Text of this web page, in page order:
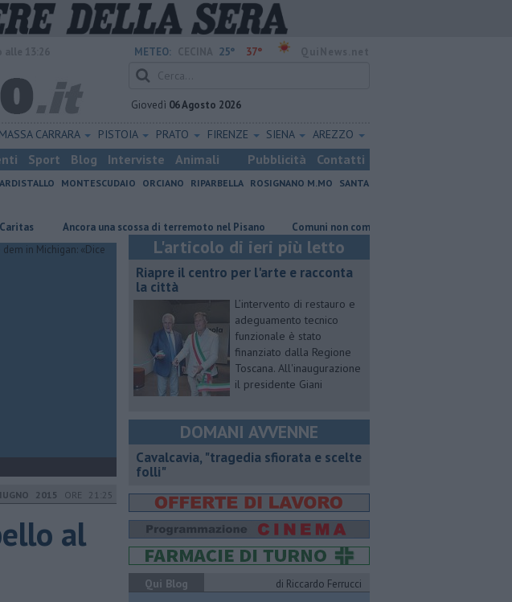
METEO: 25° 37°
Giovedì 06 Agosto 2026
MASSA CARRARA PISTOIA PRATO FIRENZE SIENA AREZZO
Sport Blog Interviste Animali Pubblicità Contatti
MONTESCUDAIO ORCIANO RIPARBELLA ROSIGNANO M.MO
SANTA
Ancora una scossa di terremoto nel Pisano Comuni non comuni, preferite le casette di Vada
2015 ORE 21:25
al
L'articolo di ieri più letto
Riapre il centro per l'arte e racconta
la città
L’intervento di restauro e
adeguamento tecnico
funzionale è stato
finanziato dalla Regione
Toscana. All'inaugurazione
il presidente Giani
DOMANI AVVENNE
Cavalcavia, "tragedia sfiorata e scelte
folli"
Qui Blog
di Riccardo Ferrucci